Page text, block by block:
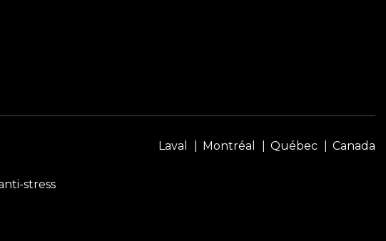
Laval Montréal Québec Canada
stress